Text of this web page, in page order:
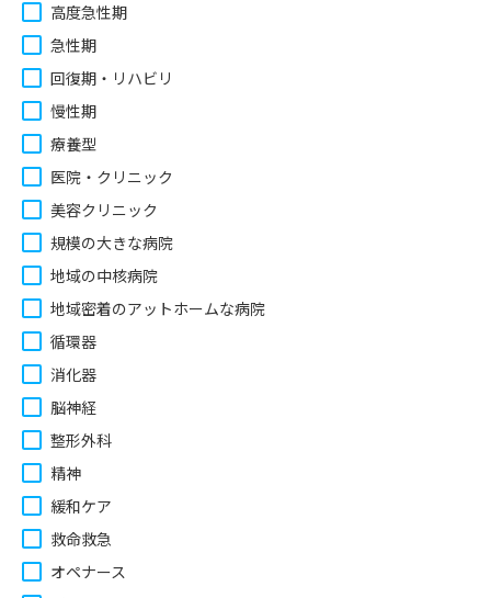
高度急性期
急性期
回復期・リハビリ
慢性期
療養型
医院・クリニック
美容クリニック
規模の大きな病院
地域の中核病院
地域密着のアットホームな病院
循環器
消化器
脳神経
整形外科
精神
緩和ケア
救命救急
オペナース